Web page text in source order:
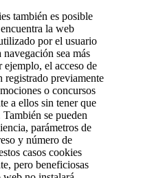
también es posible
la web
por el usuario
sea más
el acceso de
registrado previamente
o concursos
a ellos sin tener que
se pueden
parámetros de
y número de
casos cookies
pero beneficiosas